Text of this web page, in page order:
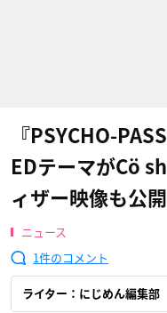
『PSYCHO-
EDテーマがCö
ィザー映像も公開
ニュース
1
ライター：にじめん編集部